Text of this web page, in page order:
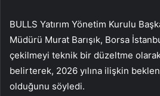
BULLS Yatırım Yönetim Kurulu
Müdürü Murat Barışık, Borsa
çekilmeyi teknik bir düzeltme
belirterek, 2026 yılına ilişkin
olduğunu söyledi.